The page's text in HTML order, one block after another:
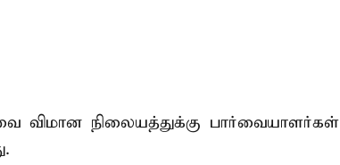
விமான நிலையத்துக்கு பார்வையாளர்கள்